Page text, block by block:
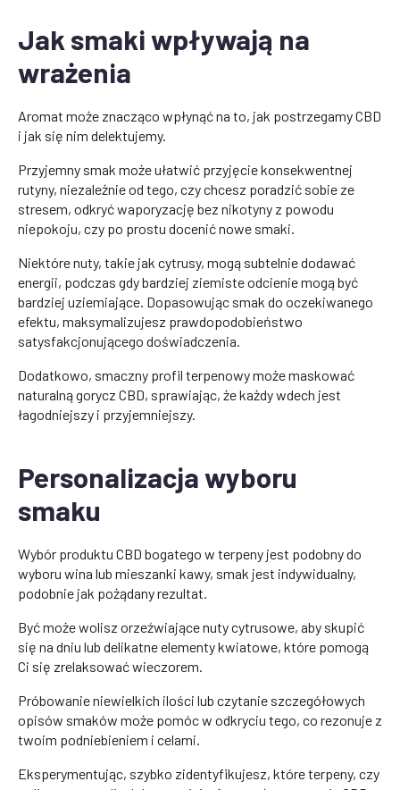
Jak smaki wpływają na
wrażenia
Aromat może znacząco wpłynąć na to, jak postrzegamy CBD
i jak się nim delektujemy.
Przyjemny smak może ułatwić przyjęcie konsekwentnej
rutyny, niezależnie od tego, czy chcesz poradzić sobie ze
stresem, odkryć waporyzację bez nikotyny z powodu
niepokoju, czy po prostu docenić nowe smaki.
Niektóre nuty, takie jak cytrusy, mogą subtelnie dodawać
energii, podczas gdy bardziej ziemiste odcienie mogą być
bardziej uziemiające. Dopasowując smak do oczekiwanego
efektu, maksymalizujesz prawdopodobieństwo
satysfakcjonującego doświadczenia.
Dodatkowo, smaczny profil terpenowy może maskować
naturalną gorycz CBD, sprawiając, że każdy wdech jest
łagodniejszy i przyjemniejszy.
Personalizacja wyboru
smaku
Wybór produktu CBD bogatego w terpeny jest podobny do
wyboru wina lub mieszanki kawy, smak jest indywidualny,
podobnie jak pożądany rezultat.
Być może wolisz orzeźwiające nuty cytrusowe, aby skupić
się na dniu lub delikatne elementy kwiatowe, które pomogą
Ci się zrelaksować wieczorem.
Próbowanie niewielkich ilości lub czytanie szczegółowych
opisów smaków może pomóc w odkryciu tego, co rezonuje z
twoim podniebieniem i celami.
Eksperymentując, szybko zidentyfikujesz, które terpeny, czy